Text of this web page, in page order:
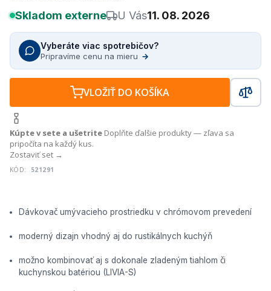
Dávkovač umývacieho prostriedku v chrómovom prevedení
moderný dizajn vhodný aj do rustikálnych kuchýň
možno kombinovať aj s dokonale zladeným tiahlom či
kuchynskou batériou (LIVIA-S)
Skladom externe U Vás11. 08. 2026
Vyberáte viac spotrebičov?
Pripravíme cenu na mieru →
VLOŽIŤ DO KOŠÍKA
Kúpte v sete a ušetrite Doplňte ďalšie produkty — zľava sa
pripočíta na každý kus.
Zostaviť set →
KÓD: 521291